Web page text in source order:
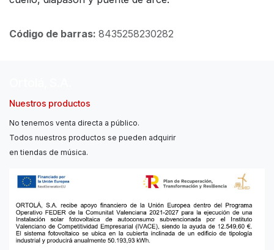
Código de barras: 8435258230282
Nuestros productos
No tenemos venta directa a público.
Todos nuestros productos se pueden adquirir
en tiendas de música.